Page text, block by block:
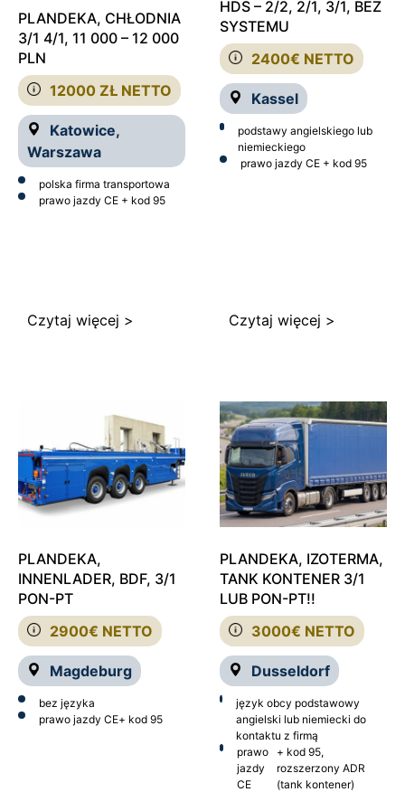
12000 ZŁ NETTO
Katowice,
Warszawa
PLANDEKA, CHŁODNIA
3/1 4/1, 11 000 – 12 000
PLN
polska firma transportowa
prawo jazdy CE + kod 95
Czytaj więcej >
2400€ NETTO
Kassel
HDS – 2/2, 2/1, 3/1, BEZ
SYSTEMU
podstawy angielskiego lub
niemieckiego
prawo jazdy CE + kod 95
Czytaj więcej >
2900€ NETTO
Magdeburg
PLANDEKA,
INNENLADER, BDF, 3/1
PON-PT
bez języka
prawo jazdy CE+ kod 95
3000€ NETTO
Dusseldorf
PLANDEKA, IZOTERMA,
TANK KONTENER 3/1
LUB PON-PT!!
język obcy podstawowy
angielski lub niemiecki do
kontaktu z firmą
prawo
jazdy
CE
+ kod 95,
rozszerzony ADR
(tank kontener)